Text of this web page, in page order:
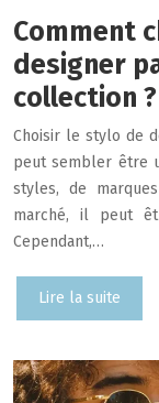
Comment
designer
collection ?
Choisir le stylo de
peut sembler être
styles, de
marché, il peut
Cependant,…
Lire la suite